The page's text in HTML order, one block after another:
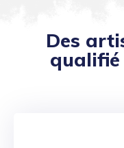
Des
qualifié